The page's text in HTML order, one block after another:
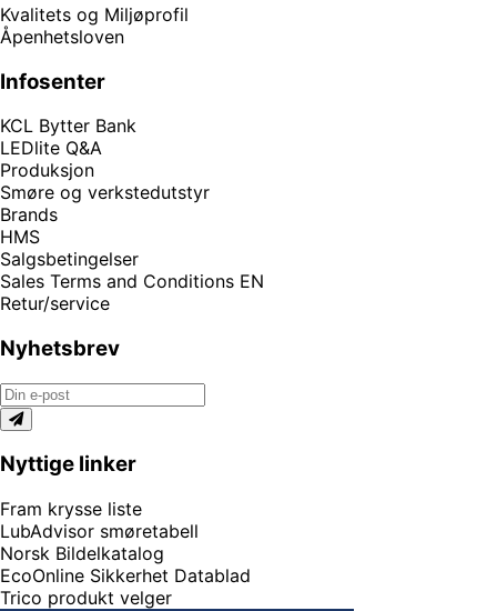
Kvalitets og Miljøprofil
Åpenhetsloven
Infosenter
KCL Bytter Bank
LEDlite Q&A
Produksjon
Smøre og verkstedutstyr
Brands
HMS
Salgsbetingelser
Sales Terms and Conditions EN
Retur/service
Nyhetsbrev
Nyttige linker
Fram krysse liste
LubAdvisor smøretabell
Norsk Bildelkatalog
EcoOnline Sikkerhet Datablad
Trico produkt velger